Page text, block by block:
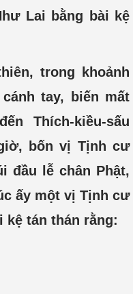
Lai bằng bài kệ
trong khoảnh
tay, biến mất
Thích-kiều-sấu
bốn vị Tịnh cư
đầu lễ chân Phật,
ấy một vị Tịnh cư
tán thán rằng: